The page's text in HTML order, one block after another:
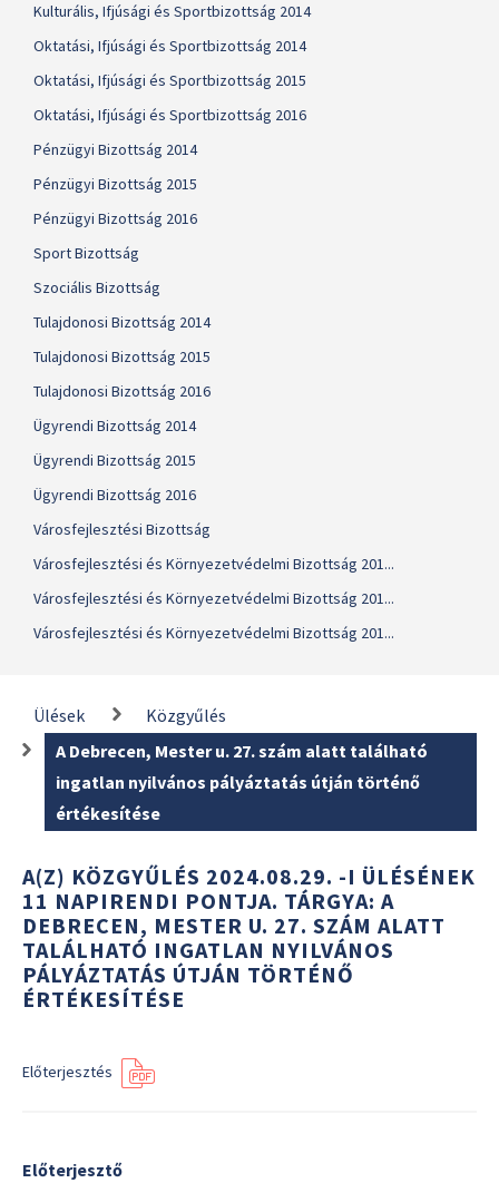
Kulturális, Ifjúsági és Sportbizottság 2014
Oktatási, Ifjúsági és Sportbizottság 2014
Oktatási, Ifjúsági és Sportbizottság 2015
Oktatási, Ifjúsági és Sportbizottság 2016
Pénzügyi Bizottság 2014
Pénzügyi Bizottság 2015
Pénzügyi Bizottság 2016
Sport Bizottság
Szociális Bizottság
Tulajdonosi Bizottság 2014
Tulajdonosi Bizottság 2015
Tulajdonosi Bizottság 2016
Ügyrendi Bizottság 2014
Ügyrendi Bizottság 2015
Ügyrendi Bizottság 2016
Városfejlesztési Bizottság
Városfejlesztési és Környezetvédelmi Bizottság 201...
Városfejlesztési és Környezetvédelmi Bizottság 201...
Városfejlesztési és Környezetvédelmi Bizottság 201...
Ülések
Közgyűlés
A Debrecen, Mester u. 27. szám alatt található
ingatlan nyilvános pályáztatás útján történő
értékesítése
A(Z) KÖZGYŰLÉS 2024.08.29. -I ÜLÉSÉNEK
11 NAPIRENDI PONTJA. TÁRGYA: A
DEBRECEN, MESTER U. 27. SZÁM ALATT
TALÁLHATÓ INGATLAN NYILVÁNOS
PÁLYÁZTATÁS ÚTJÁN TÖRTÉNŐ
ÉRTÉKESÍTÉSE
Előterjesztés
Előterjesztő